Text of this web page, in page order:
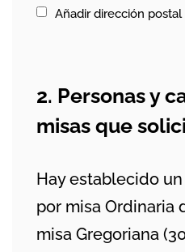
Añadir dirección postal
2. Personas y
misas que
Hay establecido
por misa Ordinaria
misa Gregoriana